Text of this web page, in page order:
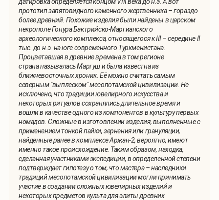
прототип запятовидного каменного жертвенника – гораздо
более древний. Похожие изделия были найдены в царском
некрополе Гонура Бактрийско-Маргианского
археологического комплекса, относящегося к III – серединеII
тыс. до н.э. на юге современного Туркменистана.
Процветавшая в древние времена в том регионе
страна называлась Маргуш и была известна из
ближневосточных хроник. Её можно считать самым
северным "выплеском" месопотамской цивилизации. Не
исключено, что традиции ювелирного искусства и
некоторых ритуалов сохранялись длительное время и
вошли в качестве одного из компонентов в культуру первых
номадов. Сложные в изготовлении изделия, выполненные с
применением тонкой пайки, зернения или грануляции,
найденные ранее в комплексе Аржан-2, вероятно, имеют
именно такое происхождение. Таким образом, находка,
сделанная участниками экспедиции, в определённой степени
подтверждает гипотезу о том, что мастера – наследники
традиций месопотамской цивилизации могли принимать
участие в создании сложных ювелирных изделий и
некоторых предметов культа для элиты древних